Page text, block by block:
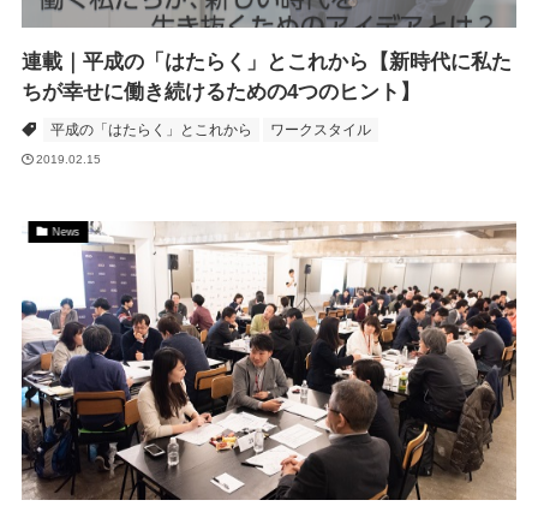
連載｜平成の「はたらく」とこれから【新時代に私た
ちが幸せに働き続けるための4つのヒント】
平成の「はたらく」とこれから ワークスタイル
2019.02.15
News